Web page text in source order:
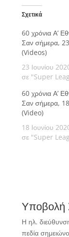
Σχετικά
60 χρόνια Α’
Σαν σήμερα, 23
(Videos)
23 Ιουνίου
σε "Super
60 χρόνια Α’
Σαν σήμερα, 18
(Video)
18 Ιουνίου
σε "Super
Υποβολή
Η ηλ.
πεδία